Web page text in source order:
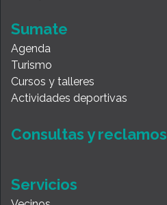
Sumate
Agenda
Turismo
Cursos y talleres
Actividades deportivas
Consultas y reclamos
Servicios